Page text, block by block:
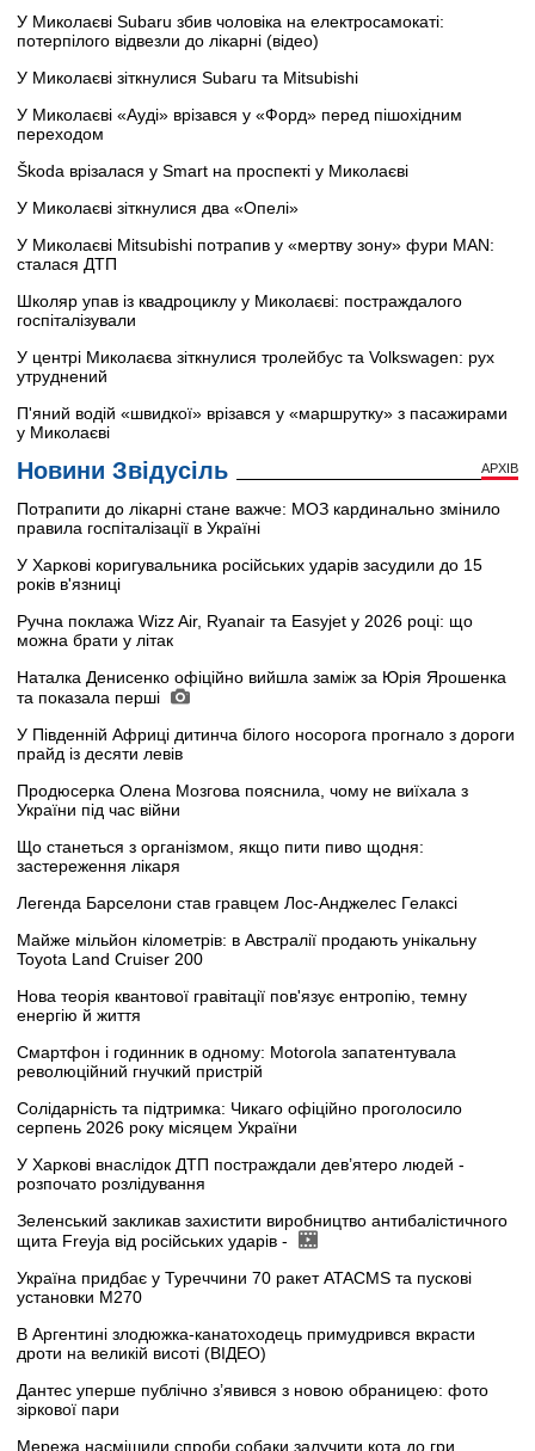
У Миколаєві Subaru збив чоловіка на електросамокаті:
потерпілого відвезли до лікарні (відео)
У Миколаєві зіткнулися Subaru та Mitsubishi
У Миколаєві «Ауді» врізався у «Форд» перед пішохідним
переходом
Škoda врізалася у Smart на проспекті у Миколаєві
У Миколаєві зіткнулися два «Опелі»
У Миколаєві Mitsubishi потрапив у «мертву зону» фури MAN:
сталася ДТП
Школяр упав із квадроциклу у Миколаєві: постраждалого
госпіталізували
У центрі Миколаєва зіткнулися тролейбус та Volkswagen: рух
утруднений
П'яний водій «швидкої» врізався у «маршрутку» з пасажирами
у Миколаєві
Новини Звідусіль АРХІВ
Потрапити до лікарні стане важче: МОЗ кардинально змінило
правила госпіталізації в Україні
У Харкові коригувальника російських ударів засудили до 15
років в'язниці
Ручна поклажа Wizz Air, Ryanair та Easyjet у 2026 році: що
можна брати у літак
Наталка Денисенко офіційно вийшла заміж за Юрія Ярошенка
та показала перші
У Південній Африці дитинча білого носорога прогнало з дороги
прайд із десяти левів
Продюсерка Олена Мозгова пояснила, чому не виїхала з
України під час війни
Що станеться з організмом, якщо пити пиво щодня:
застереження лікаря
Легенда Барселони став гравцем Лос-Анджелес Гелаксі
Майже мільйон кілометрів: в Австралії продають унікальну
Toyota Land Cruiser 200
Нова теорія квантової гравітації пов'язує ентропію, темну
енергію й життя
Смартфон і годинник в одному: Motorola запатентувала
революційний гнучкий пристрій
Солідарність та підтримка: Чикаго офіційно проголосило
серпень 2026 року місяцем України
У Харкові внаслідок ДТП постраждали дев’ятеро людей -
розпочато розлідування
Зеленський закликав захистити виробництво антибалістичного
щита Freyja від російських ударів -
Україна придбає у Туреччини 70 ракет ATACMS та пускові
установки M270
В Аргентині злодюжка-канатоходець примудрився вкрасти
дроти на великій висоті (ВІДЕО)
Дантес уперше публічно з’явився з новою обраницею: фото
зіркової пари
Мережа насмішили спроби собаки залучити кота до гри